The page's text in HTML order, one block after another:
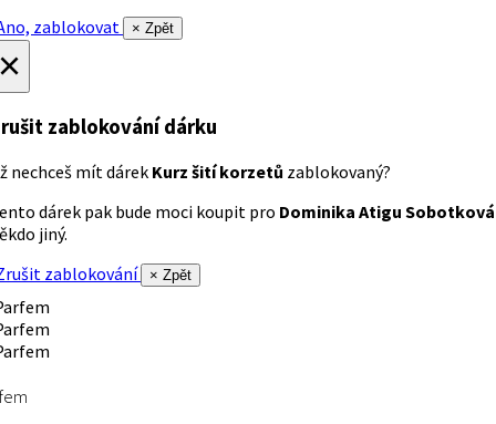
zablokovat
× Zpět
zablokování dárku
nechceš mít dárek Kurz šití korzetů zablokovaný?
dárek pak bude moci koupit pro Dominika Atigu Sobotková
jiný.
zablokování
× Zpět